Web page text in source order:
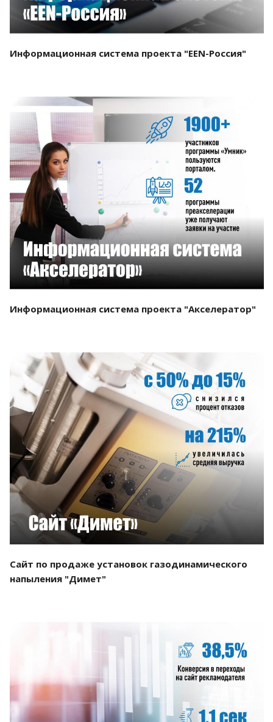
Информационная система проекта "EEN-Россия"
Смотреть проект
Информационная система проекта "Акселератор"
Смотреть проект
Сайт по продаже установок газодинамического
напыления "Димет"